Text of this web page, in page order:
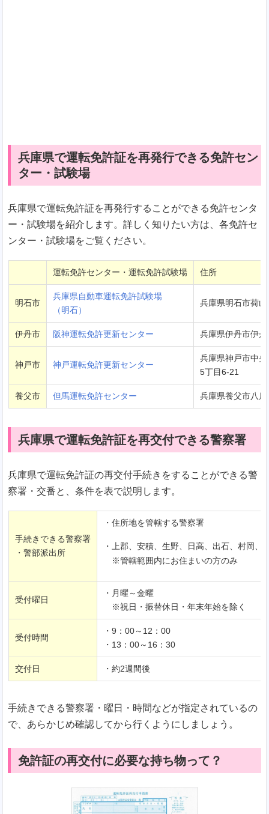
兵庫県で運転免許証を再発行できる免許セン
ター・試験場
兵庫県で運転免許証を再発行することができる免許センタ
ー・試験場を紹介します。詳しく知りたい方は、各免許セ
ンター・試験場をご覧ください。
運転免許センター・運転免許試験場 住所
明石市
兵庫県自動車運転免許試験場
（明石）
兵庫県明石市荷
伊丹市 阪神運転免許更新センター 兵庫県伊丹市伊
神戸市 神戸運転免許更新センター
兵庫県神戸市中
5丁目6-21
養父市 但馬運転免許センター 兵庫県養父市八
兵庫県で運転免許証を再交付できる警察署
兵庫県で運転免許証の再交付手続きをすることができる警
察署・交番と、条件を表で説明します。
手続きできる警察署
・警部派出所
・住所地を管轄する警察署
・上郡、安積、生野、日高、出石、村岡
※管轄範囲内にお住まいの方のみ
受付曜日
・月曜～金曜
※祝日・振替休日・年末年始を除く
受付時間
・9：00～12：00
・13：00～16：30
交付日 ・約2週間後
手続きできる警察署・曜日・時間などが指定されているの
で、あらかじめ確認してから行くようにしましょう。
免許証の再交付に必要な持ち物って？